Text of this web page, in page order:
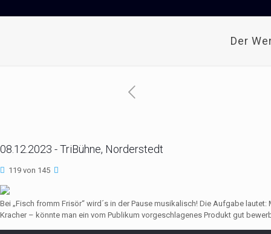
Der
08.12.2023 - TriBühne, Norderstedt
119 von 145
Bei „Fisch fromm Frisör“ wird´s in der Pause musikalisch! Die Aufgabe
Kracher – könnte man ein vom Publikum vorgeschlagenes Produkt gut